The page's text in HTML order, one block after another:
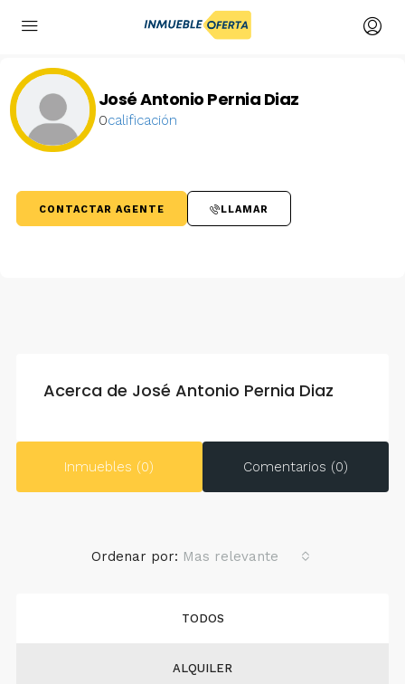
José Antonio Pernia Diaz
0calificación
CONTACTAR AGENTE LLAMAR
Acerca de José Antonio Pernia Diaz
Inmuebles (0) Comentarios (0)
TODOS
ALQUILER
Ordenar por: Mas relevante